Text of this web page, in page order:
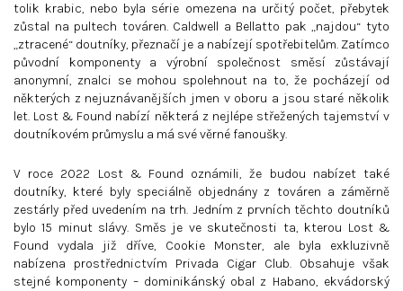
tolik krabic, nebo byla série omezena na určitý počet, přebytek
zůstal na pultech továren. Caldwell a Bellatto pak „najdou“ tyto
„ztracené“ doutníky, přeznačí je a nabízejí spotřebitelům. Zatímco
původní komponenty a výrobní společnost směsí zůstávají
anonymní, znalci se mohou spolehnout na to, že pocházejí od
některých z nejuznávanějších jmen v oboru a jsou staré několik
let. Lost & Found nabízí některá z nejlépe střežených tajemství v
doutníkovém průmyslu a má své věrné fanoušky.
V roce 2022 Lost & Found oznámili, že budou nabízet také
doutníky, které byly speciálně objednány z továren a záměrně
zestárly před uvedením na trh. Jedním z prvních těchto doutníků
bylo 15 minut slávy. Směs je ve skutečnosti ta, kterou Lost &
Found vydala již dříve, Cookie Monster, ale byla exkluzivně
nabízena prostřednictvím Privada Cigar Club. Obsahuje však
stejné komponenty – dominikánský obal z Habano, ekvádorský